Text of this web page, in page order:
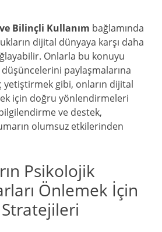
Bilinçli Kullanım bağlamında
dijital dünyaya karşı daha
Onlarla bu konuyu
paylaşmalarına
yetiştirmek gibi, onların dijital
için doğru yönlendirmeleri
ve destek,
olumsuz etkilerinden
Psikolojik
Önlemek İçin